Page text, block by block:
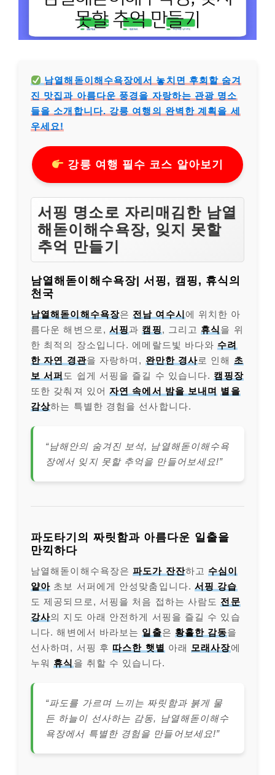
남열해돋이해수욕장에서 놓치면 후회할 숨겨
진 맛집과 아름다운 풍경을 자랑하는 관광 명소
들을 소개합니다. 강릉 여행의 완벽한 계획을 세
우세요!
강릉 여행 필수 코스 알아보기
서핑 명소로 자리매김한 남열
해돋이해수욕장, 잊지 못할
추억 만들기
남열해돋이해수욕장| 서핑, 캠핑, 휴식의
천국
남열해돋이해수욕장은 전남 여수시 에 위치한 아
름다운 해변으로, 서핑과 캠핑, 그리고 휴식 을 위
한 최적의 장소입니다. 에메랄드빛 바다와 수려
한 자연 경관을 자랑하며, 완만한 경사로 인해 초
보 서퍼 도 쉽게 서핑을 즐길 수 있습니다. 캠핑장
또한 갖춰져 있어 자연 속에서 밤을 보내며 별을
감상하는 특별한 경험을 선사합니다.
“남해안의 숨겨진 보석, 남열해돋이해수욕
장에서 잊지 못할 추억을 만들어보세요!”
파도타기의 짜릿함과 아름다운 일출을
만끽하다
남열해돋이해수욕장은파도가 잔잔하고 수심이
얕아 초보 서퍼에게 안성맞춤입니다.서핑 강습
도 제공되므로, 서핑을 처음 접하는 사람도 전문
강사의 지도 아래 안전하게 서핑을 즐길 수 있습
니다. 해변에서 바라보는 일출은 황홀한 감동을
선사하며, 서핑 후 따스한 햇볕 아래 모래사장에
누워 휴식 을 취할 수 있습니다.
“파도를 가르며 느끼는 짜릿함과 붉게 물
든 하늘이 선사하는 감동, 남열해돋이해수
욕장에서 특별한 경험을 만들어보세요!”